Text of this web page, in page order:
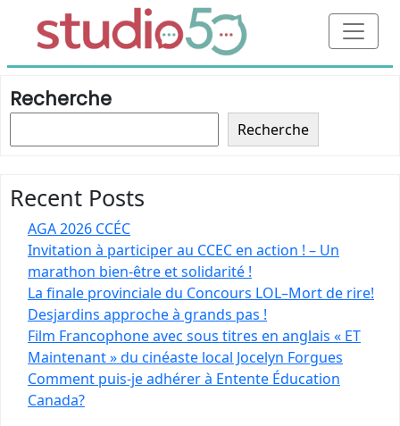
Recherche
Recherche
Recent Posts
AGA 2026 CCÉC
Invitation à participer au CCEC en action ! – Un
marathon bien-être et solidarité !
La finale provinciale du Concours LOL–Mort de rire!
Desjardins approche à grands pas !
Film Francophone avec sous titres en anglais « ET
Maintenant » du cinéaste local Jocelyn Forgues
Comment puis-je adhérer à Entente Éducation
Canada?